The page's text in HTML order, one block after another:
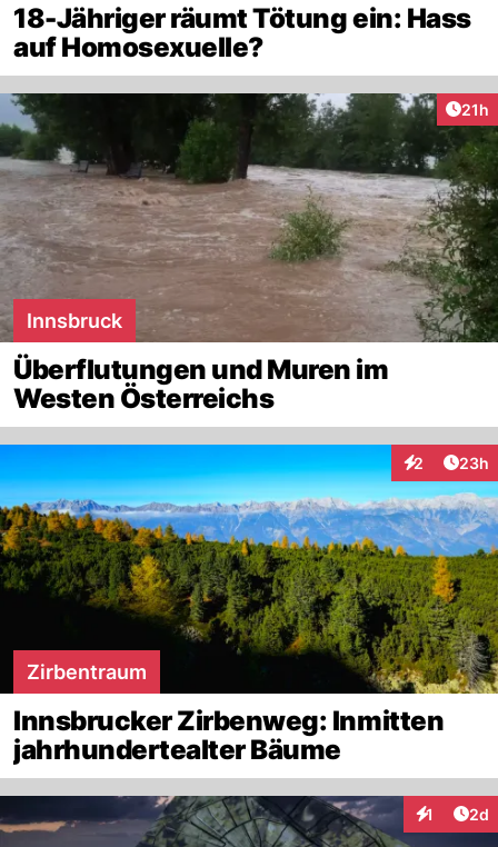
18-Jähriger räumt Tötung ein: Hass
auf Homosexuelle?
21h
Innsbruck
Überflutungen und Muren im
Westen Österreichs
2
Interaktionen
23h
Zirbentraum
Innsbrucker Zirbenweg: Inmitten
jahrhundertealter Bäume
1 2d